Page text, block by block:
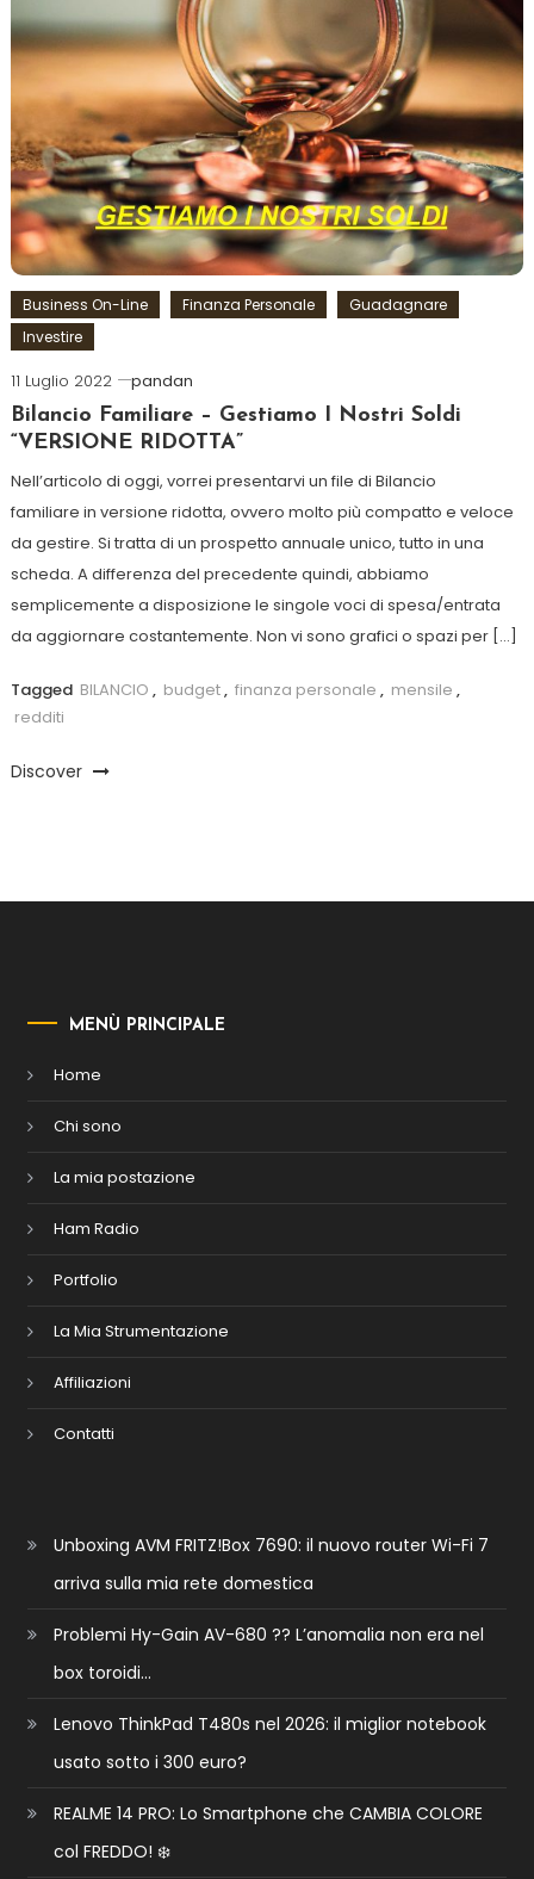
Business On-Line Finanza Personale
Guadagnare
Investire
11 Luglio 2022
pandan
Bilancio Familiare – Gestiamo I Nostri Soldi
“VERSIONE RIDOTTA”
Nell’articolo di oggi, vorrei presentarvi un file di Bilancio
familiare in versione ridotta, ovvero molto più compatto e veloce
da gestire. Si tratta di un prospetto annuale unico, tutto in una
scheda. A differenza del precedente quindi, abbiamo
semplicemente a disposizione le singole voci di spesa/entrata
da aggiornare costantemente. Non vi sono grafici o spazi per […]
Tagged BILANCIO , budget, finanza personale , mensile ,
redditi
Discover
MENÙ PRINCIPALE
Home
Chi sono
La mia postazione
Ham Radio
Portfolio
La Mia Strumentazione
Affiliazioni
Contatti
Unboxing AVM FRITZ!Box 7690: il nuovo router Wi-Fi 7
arriva sulla mia rete domestica
Problemi Hy-Gain AV-680 ?? L’anomalia non era nel
box toroidi…
Lenovo ThinkPad T480s nel 2026: il miglior notebook
usato sotto i 300 euro?
REALME 14 PRO: Lo Smartphone che CAMBIA COLORE
col FREDDO! ❄️